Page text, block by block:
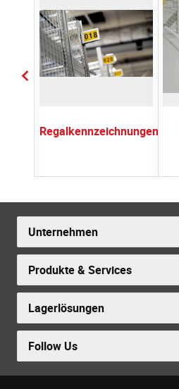
Regalkennzeichnungen
Unternehmen
Produkte & Services
Lagerlösungen
Follow Us